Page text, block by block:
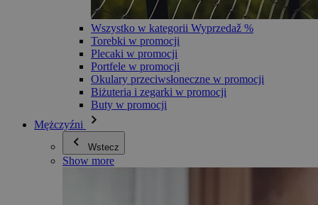
Wszystko w kategorii Wyprzedaž %
Torebki w promocji
Plecaki w promocji
Portfele w promocji
Okulary przeciwsłoneczne w promocji
Biżuteria i zegarki w promocji
Buty w promocji
Mężczyźni
Wstecz
Show more